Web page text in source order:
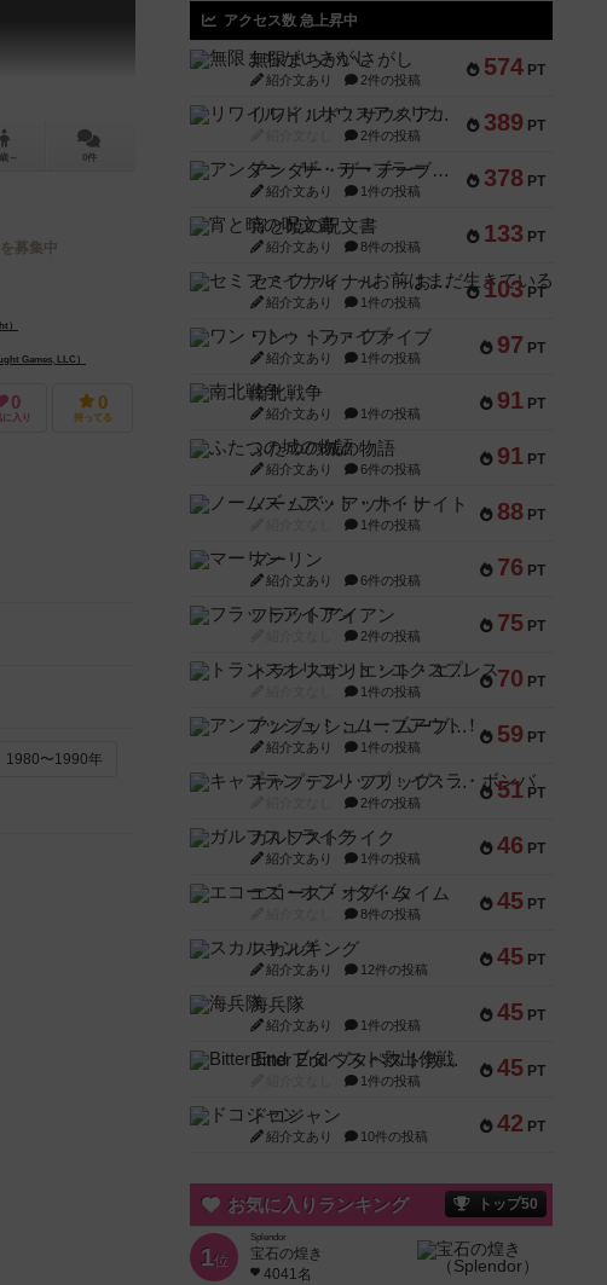
～ 0件
募集中
）
Games, LLC）
0
入り
0
持ってる
1980〜1990年
アクセス数 急上昇中
574 PT
無限まちがいさがし
紹介文あり 2件の投稿
389 PT
リワイルド：サウスアメリカ
2件の投稿
378 PT
アンダー・ザ・テーブラー
紹介文あり 1件の投稿
133 PT
宵と暁の呪文書
紹介文あり 8件の投稿
103 PT
セミファイナル ～お前はまだ生きている～
紹介文あり 1件の投稿
97 PT
ワン・トゥ・ファイブ
紹介文あり 1件の投稿
91 PT
南北戦争
紹介文あり 1件の投稿
91 PT
ふたつの城の物語
紹介文あり 6件の投稿
88 PT
ノームズ・アット・ナイト
1件の投稿
76 PT
マーリン
紹介文あり 6件の投稿
75 PT
フラットアイアン
2件の投稿
70 PT
トランスオリエント・エクスプレス
1件の投稿
59 PT
アンブッシュ！：ムーブアウト！
紹介文あり 1件の投稿
51 PT
キャプテン・フリップ：イスラ・ボンバ
2件の投稿
46 PT
ガルフストライク
紹介文あり 1件の投稿
45 PT
エコーズ・オブ・タイム
8件の投稿
45 PT
スカルキング
紹介文あり 12件の投稿
45 PT
海兵隊
紹介文あり 1件の投稿
45 PT
Bitter End ブタペスト救出作戦
1件の投稿
42 PT
ドコジャン
紹介文あり 10件の投稿
お気に入りランキング トップ50
1位
Splendor
宝石の煌き
4041名